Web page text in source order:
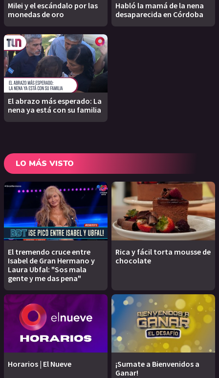
Milei y el escándalo por las
monedas de oro
Habló la mamá de la nena
desaparecida en Córdoba
El abrazo más esperado: La
nena ya está con su familia
LO MÁS VISTO
El tremendo cruce entre
Isabel de Gran Hermano y
Laura Ubfal: "Sos mala
gente y me das pena"
Rica y fácil torta mousse de
chocolate
Horarios | El Nueve
¡Sumate a Bienvenidos a
Ganar!